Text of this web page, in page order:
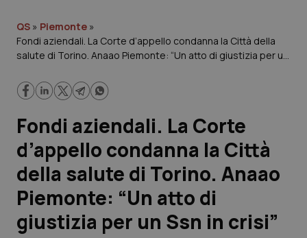
Governo e Parlamento
Regioni e Asl
Lavoro e Professioni
Scienza e Farmaci
Studi e Analisi
Lettere al direttore
QS » Piemonte »
Fondi aziendali. La Corte d’appello condanna la Città della
salute di Torino. Anaao Piemonte: “Un atto di giustizia per un
Fondi aziendali. La Corte
d’appello condanna la Città
della salute di Torino. Anaao
Piemonte: “Un atto di
giustizia per un Ssn in crisi”